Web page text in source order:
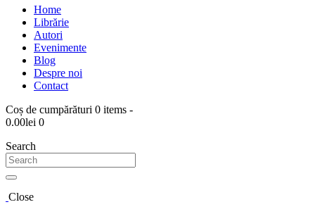
Home
Librărie
Autori
Evenimente
Blog
Despre noi
Contact
Coș de cumpărături 0 items -
0.00lei 0
Search
Close